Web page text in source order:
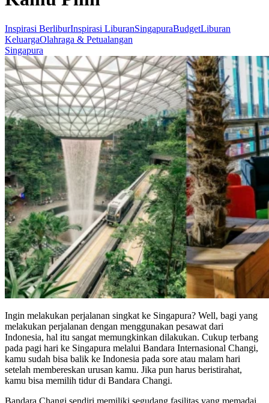
Inspirasi BerliburInspirasi LiburanSingapuraBudgetLiburan
KeluargaOlahraga & Petualangan
Singapura
Ingin melakukan perjalanan singkat ke Singapura? Well, bagi yang
melakukan perjalanan dengan menggunakan pesawat dari
Indonesia, hal itu sangat memungkinkan dilakukan. Cukup terbang
pada pagi hari ke Singapura melalui Bandara Internasional Changi,
kamu sudah bisa balik ke Indonesia pada sore atau malam hari
setelah membereskan urusan kamu. Jika pun harus beristirahat,
kamu bisa memilih tidur di Bandara Changi.
Bandara Changi sendiri memiliki segudang fasilitas yang memadai